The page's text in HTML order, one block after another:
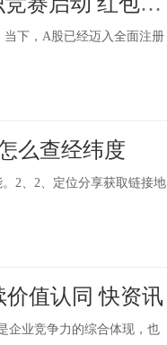
下，A股已经迈入全面注册
么查经纬度
2、2、定位分享获取链接地
值认同 快资讯
企业竞争力的综合体现，也